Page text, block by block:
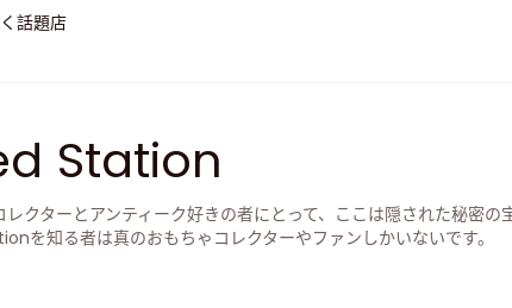
話題店
Station
レクターとアンティーク好きの者にとって、ここは隠された秘密の
を知る者は真のおもちゃコレクターやファンしかいないです。